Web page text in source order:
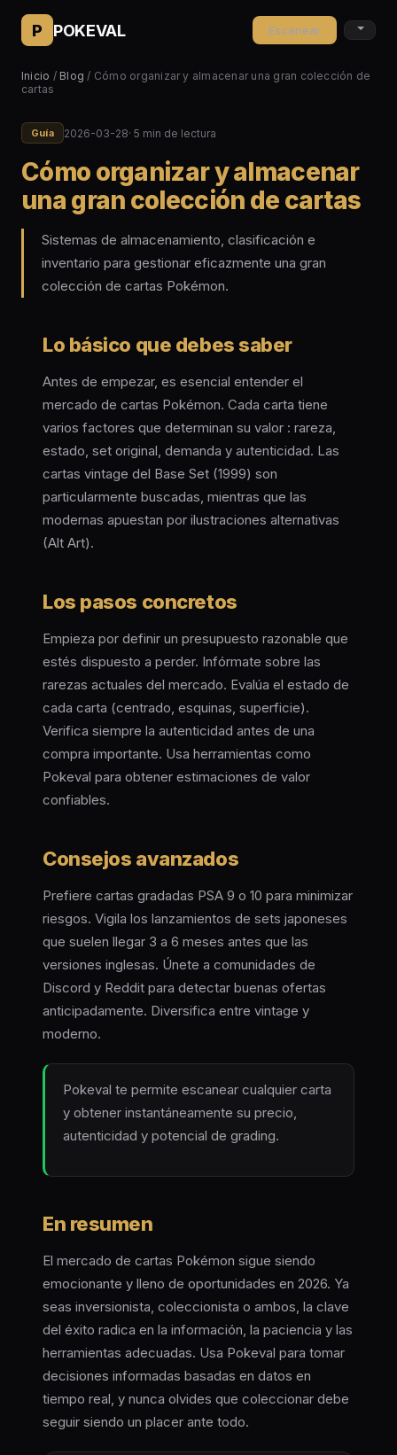
P POKEVAL Escanear
Inicio / Blog / Cómo organizar y almacenar una gran colección de
cartas
Guía 2026-03-28· 5 min de lectura
Cómo organizar y almacenar
una gran colección de cartas
Sistemas de almacenamiento, clasificación e
inventario para gestionar eficazmente una gran
colección de cartas Pokémon.
Lo básico que debes saber
Antes de empezar, es esencial entender el
mercado de cartas Pokémon. Cada carta tiene
varios factores que determinan su valor : rareza,
estado, set original, demanda y autenticidad. Las
cartas vintage del Base Set (1999) son
particularmente buscadas, mientras que las
modernas apuestan por ilustraciones alternativas
(Alt Art).
Los pasos concretos
Empieza por definir un presupuesto razonable que
estés dispuesto a perder. Infórmate sobre las
rarezas actuales del mercado. Evalúa el estado de
cada carta (centrado, esquinas, superficie).
Verifica siempre la autenticidad antes de una
compra importante. Usa herramientas como
Pokeval para obtener estimaciones de valor
confiables.
Consejos avanzados
Prefiere cartas gradadas PSA 9 o 10 para minimizar
riesgos. Vigila los lanzamientos de sets japoneses
que suelen llegar 3 a 6 meses antes que las
versiones inglesas. Únete a comunidades de
Discord y Reddit para detectar buenas ofertas
anticipadamente. Diversifica entre vintage y
moderno.
Pokeval te permite escanear cualquier carta
y obtener instantáneamente su precio,
autenticidad y potencial de grading.
En resumen
El mercado de cartas Pokémon sigue siendo
emocionante y lleno de oportunidades en 2026. Ya
seas inversionista, coleccionista o ambos, la clave
del éxito radica en la información, la paciencia y las
herramientas adecuadas. Usa Pokeval para tomar
decisiones informadas basadas en datos en
tiempo real, y nunca olvides que coleccionar debe
seguir siendo un placer ante todo.